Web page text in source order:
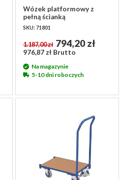
Wózek platformowy z
pełną ścianką
1325x800x1015mm
SKU: 71801
1.187,00 zł 794,20 zł
976,87 zł Brutto
Na magazynie
5-10 dni roboczych